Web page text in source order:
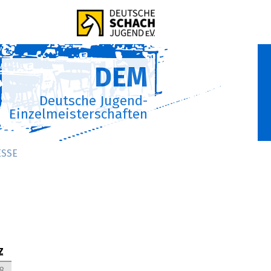
DEM
Deutsche Jugend-
Einzelmeisterschaften